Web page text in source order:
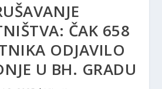
ČAK 658
ODJAVILO
U BH. GRADU